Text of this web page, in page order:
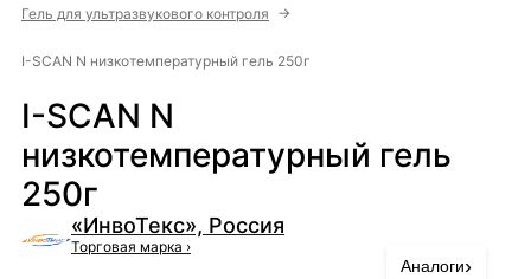
Гель для ультразвукового контроля →
I-SCAN N низкотемпературный гель 250г
I-SCAN N
низкотемпературный гель
250г
«ИнвоТекс», Россия
Торговая марка ›
Аналоги›